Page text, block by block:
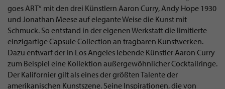
goes ART“ mit den drei Künstlern Aaron Curry, Andy Hope 1930
und Jonathan Meese auf elegante Weise die Kunst mit
Schmuck. So entstand in der eigenen Werkstatt die limitierte
einzigartige Capsule Collection an tragbaren Kunstwerken.
Dazu entwarf der in Los Angeles lebende Künstler Aaron Curry
zum Beispiel eine Kollektion außergewöhnlicher Cocktailringe.
Der Kalifornier gilt als eines der größten Talente der
amerikanischen Kunstszene. Seine Inspirationen, die von